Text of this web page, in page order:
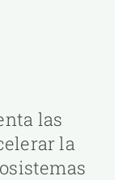
las
la